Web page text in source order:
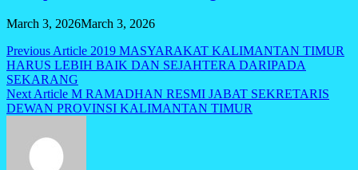
March 3, 2026March 3, 2026
Post
navigation
Previous Article 2019 MASYARAKAT KALIMANTAN TIMUR
HARUS LEBIH BAIK DAN SEJAHTERA DARIPADA
SEKARANG
Next Article M RAMADHAN RESMI JABAT SEKRETARIS
DEWAN PROVINSI KALIMANTAN TIMUR